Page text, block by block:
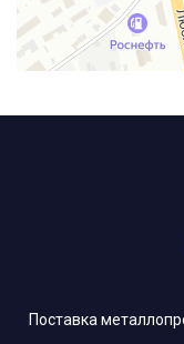
Поставка